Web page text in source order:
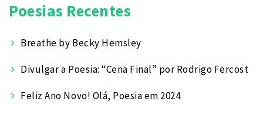
Poesias Recentes
Breathe by Becky Hemsley
Divulgar a Poesia: “Cena Final” por Rodrigo Fercost
Feliz Ano Novo! Olá, Poesia em 2024